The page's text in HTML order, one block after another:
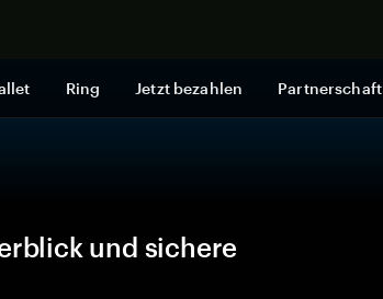
Ring Jetzt bezahlen Partnerschaft
und sichere